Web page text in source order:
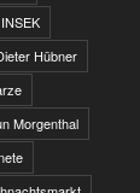
INSEK
Hübner
Morgenthal